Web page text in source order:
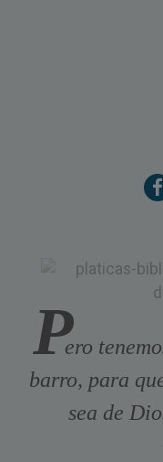
Pero
barro, para
sea de